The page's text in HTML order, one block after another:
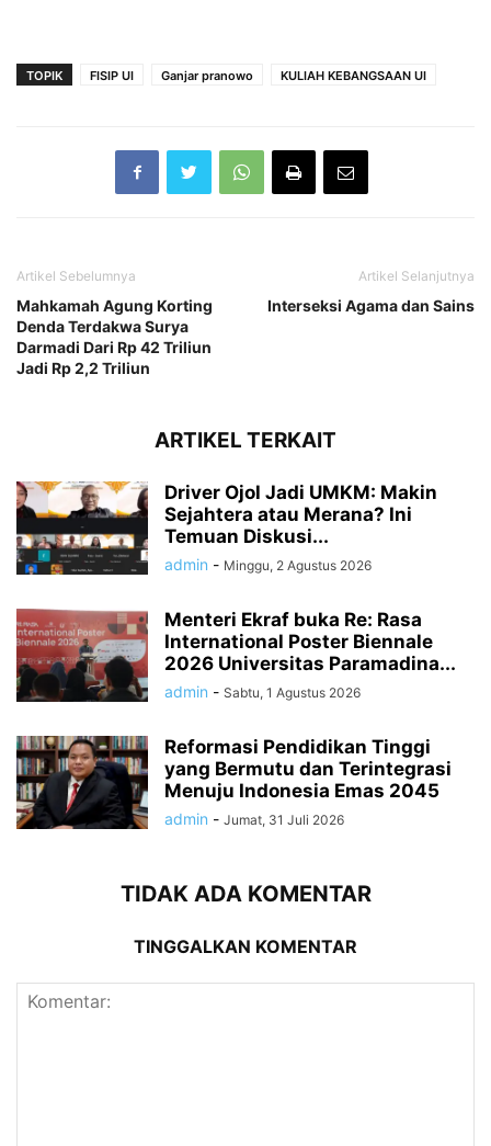
TOPIK FISIP UI Ganjar pranowo KULIAH KEBANGSAAN UI
Artikel Sebelumnya
Mahkamah Agung Korting
Denda Terdakwa Surya
Darmadi Dari Rp 42 Triliun
Jadi Rp 2,2 Triliun
Artikel Selanjutnya
Interseksi Agama dan Sains
ARTIKEL TERKAIT
Driver Ojol Jadi UMKM: Makin
Sejahtera atau Merana? Ini
Temuan Diskusi...
admin - Minggu, 2 Agustus 2026
Menteri Ekraf buka Re: Rasa
International Poster Biennale
2026 Universitas Paramadina...
admin - Sabtu, 1 Agustus 2026
Reformasi Pendidikan Tinggi
yang Bermutu dan Terintegrasi
Menuju Indonesia Emas 2045
admin - Jumat, 31 Juli 2026
TIDAK ADA KOMENTAR
TINGGALKAN KOMENTAR